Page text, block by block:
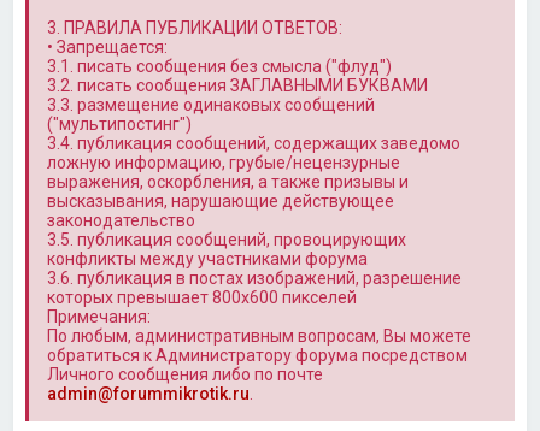
3. ПРАВИЛА ПУБЛИКАЦИИ ОТВЕТОВ:
• Запрещается:
3.1. писать сообщения без смысла ("флуд")
3.2. писать сообщения ЗАГЛАВНЫМИ БУКВАМИ
3.3. размещение одинаковых сообщений
("мультипостинг")
3.4. публикация сообщений, содержащих заведомо
ложную информацию, грубые/нецензурные
выражения, оскорбления, а также призывы и
высказывания, нарушающие действующее
законодательство
3.5. публикация сообщений, провоцирующих
конфликты между участниками форума
3.6. публикация в постах изображений, разрешение
которых превышает 800x600 пикселей
Примечания:
По любым, административным вопросам, Вы можете
обратиться к Администратору форума посредством
Личного сообщения либо по почте
admin@forummikrotik.ru